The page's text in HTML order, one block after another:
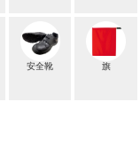
安全靴 旗